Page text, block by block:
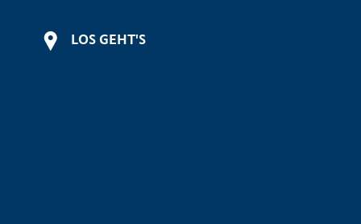
LOS GEHT'S